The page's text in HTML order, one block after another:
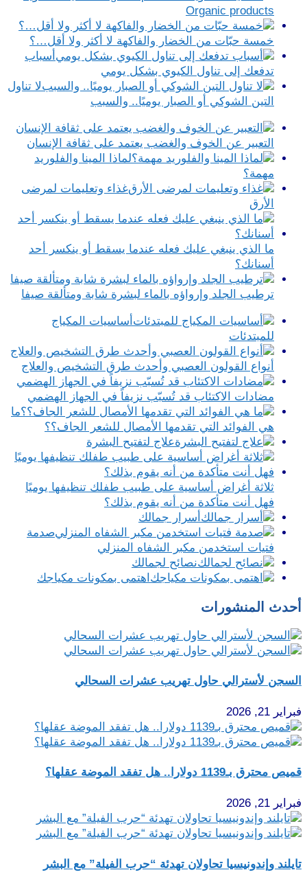
Organic products
خمسة حبّات من الخضار والفاكهة لا أكثر ولا أقل…؟
أسباب
تدفعك إلى تناول الكيوي بشكل يومي
لا تناول
التين الشوكي أو الصبار يوميًا.. والسبب
التعبير عن الخوف والغضب يعتمد على ثقافة الإنسان
لماذا المينا والفلوريد
مهمة؟
غذاء وتعليمات لمرضى
الأرق
ما الذي ينبغي عليك فعله عندما يسقط أو ينكسر أحد
أسنانك؟
ترطيب الجلد وإرواؤه بالماء لبشرة شابة ومتألقة صيفا
أساسيات المكياج
للمبتدئات
أنواع القولون العصبي وأحدث طرق التشخيص والعلاج
مضادات الاكتئاب قد تُسبّب نزيفاً في الجهاز الهضمي
ما
هي الفوائد التي تقدمها الأمصال للشعر الجاف؟؟
علاج لتفتيح البشرة
ثلاثة أغراض أساسية على طبيب طفلك تنظيفها يوميًا
فهل أنت متأكدة من أنه يقوم بذلك؟
أسرار جمالك
صدمة
فتيات استخدمن مكبر الشفاه المنزلي
نصائح لجمالك
اهتمى بمكونات مكياجك
أحدث المنشورات
السجن لأسترالي حاول تهريب عشرات السحالي
فبراير 21, 2026
قميص محترق بـ1139 دولارا.. هل تفقد الموضة عقلها؟
فبراير 21, 2026
تايلند وإندونيسيا تحاولان تهدئة “حرب الفيلة” مع البشر